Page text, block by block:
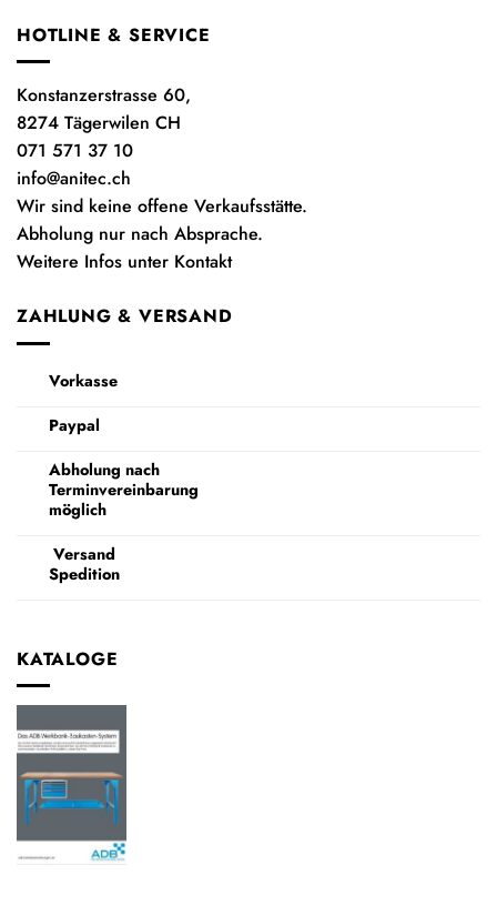
HOTLINE & SERVICE
Konstanzerstrasse 60,
8274 Tägerwilen CH
071 571 37 10
info@anitec.ch
Wir sind keine offene Verkaufsstätte.
Abholung nur nach Absprache.
Weitere Infos unter Kontakt
ZAHLUNG & VERSAND
Vorkasse
Paypal
Abholung nach
Terminvereinbarung
möglich
Versand
Spedition
KATALOGE